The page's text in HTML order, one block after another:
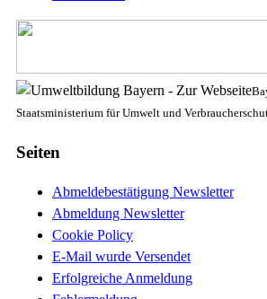
Staatsministerium für Umwelt und
Seiten
Abmeldebestätigung Newsletter
Abmeldung Newsletter
Cookie Policy
E-Mail wurde Versendet
Erfolgreiche Anmeldung